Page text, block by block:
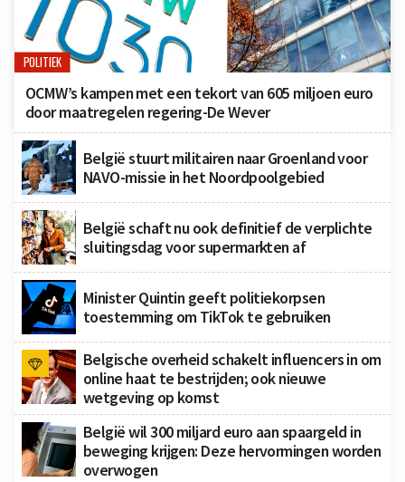
POLITIEK
OCMW’s kampen met een tekort van 605 miljoen euro
door maatregelen regering-De Wever
België stuurt militairen naar Groenland voor
NAVO-missie in het Noordpoolgebied
België schaft nu ook definitief de verplichte
sluitingsdag voor supermarkten af
Minister Quintin geeft politiekorpsen
toestemming om TikTok te gebruiken
Belgische overheid schakelt influencers in om
online haat te bestrijden; ook nieuwe
wetgeving op komst
België wil 300 miljard euro aan spaargeld in
beweging krijgen: Deze hervormingen worden
overwogen